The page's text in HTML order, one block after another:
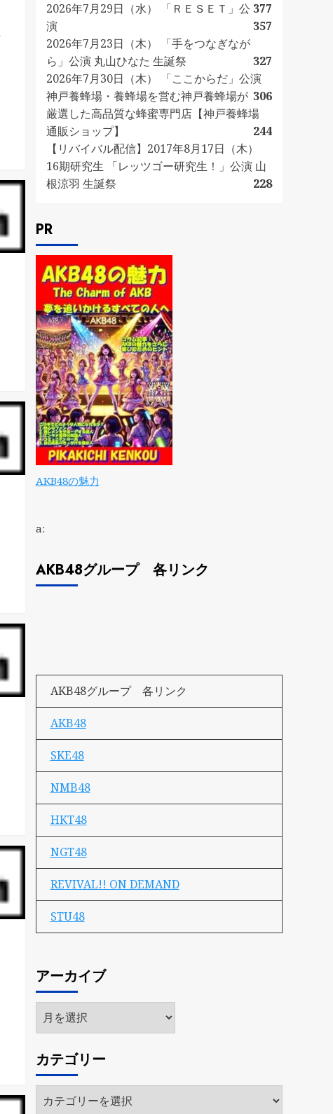
377
2026年7月29日（水） 「ＲＥＳＥＴ」公
演
357
2026年7月23日（木） 「手をつなぎなが
ら」公演 丸山ひなた 生誕祭
327
2026年7月30日（木） 「ここからだ」公演
306
神戸養蜂場・養蜂場を営む神戸養蜂場が
厳選した高品質な蜂蜜専門店【神戸養蜂場
通販ショップ】
244
【リバイバル配信】2017年8月17日（木）
16期研究生 「レッツゴー研究生！」公演 山
根涼羽 生誕祭
228
PR
AKB48の魅力
a:
AKB48グループ 各リンク
AKB48グループ 各リンク
AKB48
SKE48
NMB48
HKT48
NGT48
REVIVAL!! ON DEMAND
STU48
アーカイブ
ア
ー
イ
ブ
カテゴリー
テ